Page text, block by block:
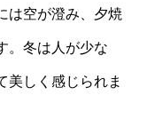
は空が澄み、夕焼
。冬は人が少な
美しく感じられま